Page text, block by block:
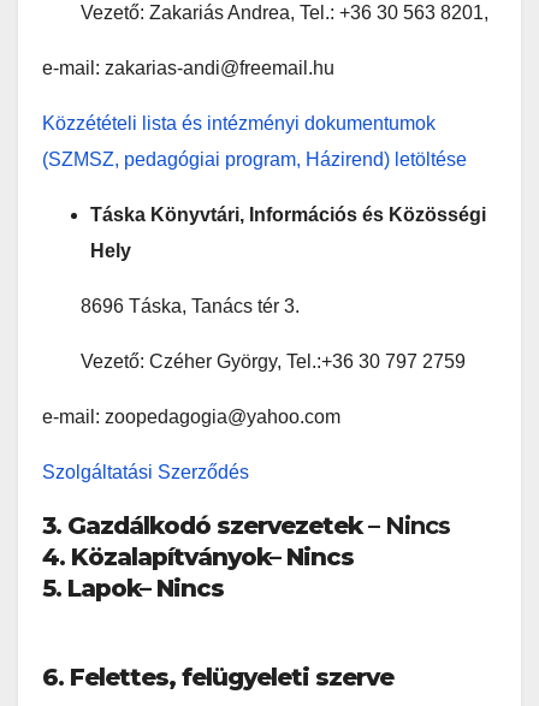
Vezető: Zakariás Andrea, Tel.: +36 30 563 8201,
e-mail: zakarias-andi@freemail.hu
Közzétételi lista és intézményi dokumentumok
(SZMSZ, pedagógiai program, Házirend) letöltése
Táska Könyvtári, Információs és Közösségi
Hely
8696 Táska, Tanács tér 3.
Vezető: Czéher György, Tel.:+36 30 797 2759
e-mail: zoopedagogia@yahoo.com
Szolgáltatási Szerződés
3. Gazdálkodó szervezetek– Nincs
4. Közalapítványok– Nincs
5. Lapok– Nincs
6. Felettes, felügyeleti szerve